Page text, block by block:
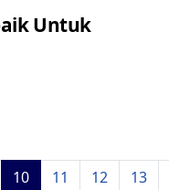
Untuk
10 11 12 13